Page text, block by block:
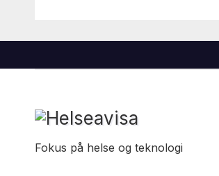
Fokus på helse og teknologi